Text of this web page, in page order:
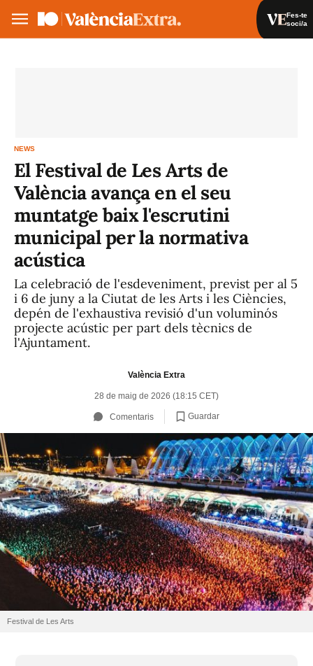
Fes-te
soci/a
NEWS
El Festival de Les Arts de
València avança en el seu
muntatge baix l'escrutini
municipal per la normativa
acústica
La celebració de l'esdeveniment, previst per al 5
i 6 de juny a la Ciutat de les Arts i les Ciències,
depén de l'exhaustiva revisió d'un voluminós
projecte acústic per part dels tècnics de
l'Ajuntament.
València Extra
28 de maig de 2026 (18:15 CET)
Comentaris Guardar
Festival de Les Arts